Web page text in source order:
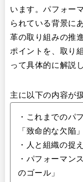
います。パフォー
られている背景に
革の取り組みの推
ポイントを、取り
って具体的に解説
主に以下の内容が
・これまでのパ
「致命的な欠陥」
・人と組織の捉
・パフォーマン
のゴール」